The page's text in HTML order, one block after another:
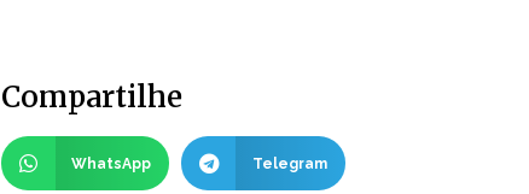
Compartilhe
WhatsApp Telegram